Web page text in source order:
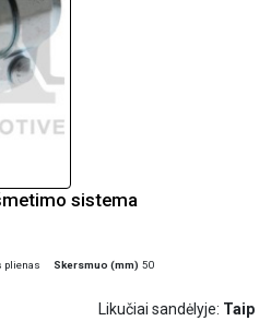
sistema
plienas Skersmuo (mm) 50
Likučiai sandėlyje: Taip